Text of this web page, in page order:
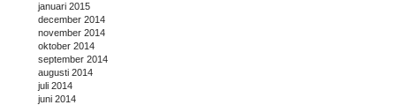
januari 2015
december 2014
november 2014
oktober 2014
september 2014
augusti 2014
juli 2014
juni 2014